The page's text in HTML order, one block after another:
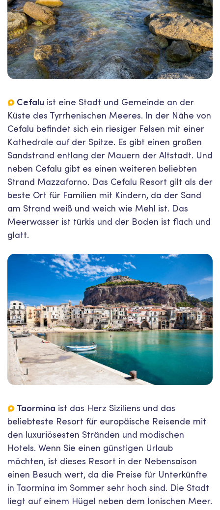
Cefalu ist eine Stadt und Gemeinde an der
Küste des Tyrrhenischen Meeres. In der Nähe von
Cefalu befindet sich ein riesiger Felsen mit einer
Kathedrale auf der Spitze. Es gibt einen großen
Sandstrand entlang der Mauern der Altstadt. Und
neben Cefalu gibt es einen weiteren beliebten
Strand Mazzaforno. Das Cefalu Resort gilt als der
beste Ort für Familien mit Kindern, da der Sand
am Strand weiß und weich wie Mehl ist. Das
Meerwasser ist türkis und der Boden ist flach und
glatt.
Taormina ist das Herz Siziliens und das
beliebteste Resort für europäische Reisende mit
den luxuriösesten Stränden und modischen
Hotels. Wenn Sie einen günstigen Urlaub
möchten, ist dieses Resort in der Nebensaison
einen Besuch wert, da die Preise für Unterkünfte
in Taormina im Sommer sehr hoch sind. Die Stadt
liegt auf einem Hügel neben dem Ionischen Meer.